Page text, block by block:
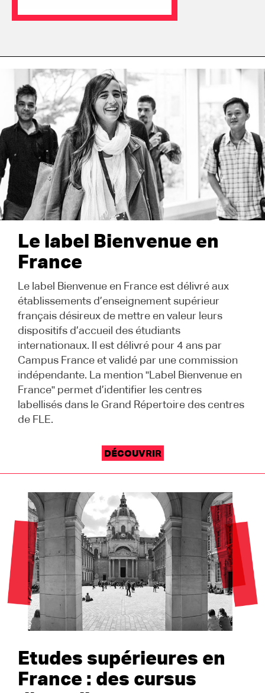
Le label Bienvenue en
France
Le label Bienvenue en France est délivré aux
établissements d’enseignement supérieur
français désireux de mettre en valeur leurs
dispositifs d’accueil des étudiants
internationaux. Il est délivré pour 4 ans par
Campus France et validé par une commission
indépendante. La mention "Label Bienvenue en
France" permet d’identifier les centres
labellisés dans le Grand Répertoire des centres
de FLE.
DÉCOUVRIR
Etudes supérieures en
France : des cursus